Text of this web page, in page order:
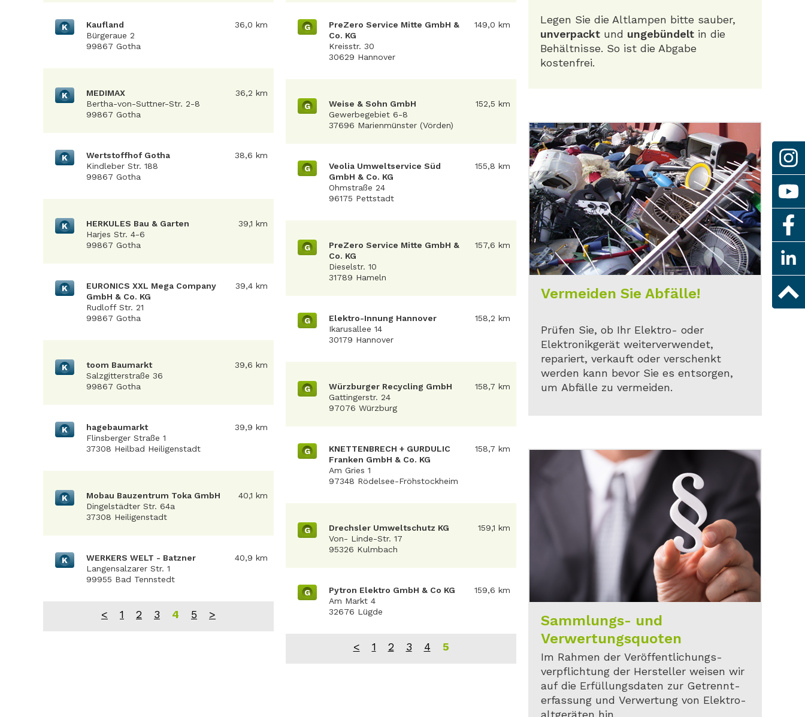
K
Kaufland
Bürgeraue 2
99867 Gotha
36,0 km
K
MEDIMAX
Bertha-von-Suttner-Str. 2-8
99867 Gotha
36,2 km
K
Wertstoffhof Gotha
Kindleber Str. 188
99867 Gotha
38,6 km
K
HERKULES Bau & Garten
Harjes Str. 4-6
99867 Gotha
39,1 km
K
EURONICS XXL Mega Company
GmbH & Co. KG
Rudloff Str. 21
99867 Gotha
39,4 km
K
toom Baumarkt
Salzgitterstraße 36
99867 Gotha
39,6 km
K
hagebaumarkt
Flinsberger Straße 1
37308 Heilbad Heiligenstadt
39,9 km
K
Mobau Bauzentrum Toka GmbH
Dingelstädter Str. 64a
37308 Heiligenstadt
40,1 km
K
WERKERS WELT - Batzner
Langensalzarer Str. 1
99955 Bad Tennstedt
40,9 km
< 1 2 3 4 5 >
G
PreZero Service Mitte GmbH &
Co. KG
Kreisstr. 30
30629 Hannover
149,0 km
G
Weise & Sohn GmbH
Gewerbegebiet 6-8
37696 Marienmünster (Vörden)
152,5 km
G
Veolia Umweltservice Süd
GmbH & Co. KG
Ohmstraße 24
96175 Pettstadt
155,8 km
G
PreZero Service Mitte GmbH &
Co. KG
Dieselstr. 10
31789 Hameln
157,6 km
G
Elektro-Innung Hannover
Ikarusallee 14
30179 Hannover
158,2 km
G
Würzburger Recycling GmbH
Gattingerstr. 24
97076 Würzburg
158,7 km
G
KNETTENBRECH + GURDULIC
Franken GmbH & Co. KG
Am Gries 1
97348 Rödelsee-Fröhstockheim
158,7 km
G
Drechsler Umweltschutz KG
Von- Linde-Str. 17
95326 Kulmbach
159,1 km
G
Pytron Elektro GmbH & Co KG
Am Markt 4
32676 Lügde
159,6 km
< 1 2 3 4 5
Legen Sie die Altlampen bitte sauber,
unverpackt und ungebündelt in die
Behältnisse. So ist die Abgabe
kostenfrei.
Vermeiden Sie Abfälle!
Prüfen Sie, ob Ihr Elektro- oder
Elektronikgerät weiterverwendet,
repariert, verkauft oder verschenkt
werden kann bevor Sie es entsorgen,
um Abfälle zu vermeiden.
Sammlungs- und
Verwertungsquoten
Im Rahmen der Veröffentlichungs-
verpflichtung der Hersteller weisen wir
auf die Erfüllungsdaten zur Getrennt-
erfassung und Verwertung von Elektro-
altgeräten hin.